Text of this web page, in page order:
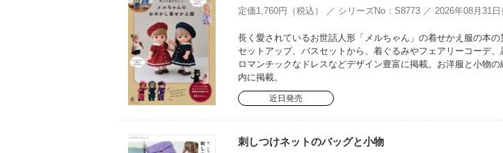
定価1,760円（税込） ／ シリーズNo：S8773 ／ 2026年08月31日
長く愛されているお世話人形「メルちゃん」の着せかえ服の本
セットアップ、バスセットから、着ぐるみやフェアリーコーデ、
ロマンチックなドレスなどデザイン豊富に掲載。お洋服と小物
内に掲載。
近日発売
刺しつけネットのバッグと小物